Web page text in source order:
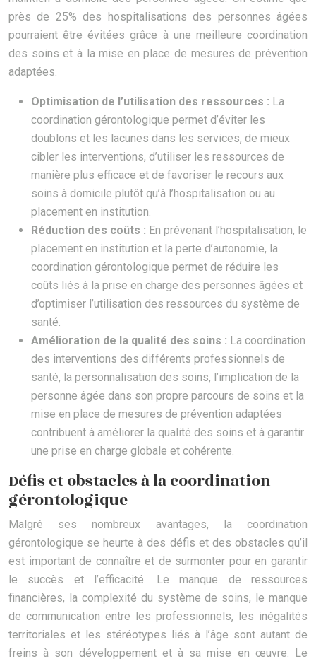
près de 25% des hospitalisations des personnes âgées
pourraient être évitées grâce à une meilleure coordination
des soins et à la mise en place de mesures de prévention
adaptées.
Optimisation de l’utilisation des ressources : La
coordination gérontologique permet d’éviter les
doublons et les lacunes dans les services, de mieux
cibler les interventions, d’utiliser les ressources de
manière plus efficace et de favoriser le recours aux
soins à domicile plutôt qu’à l’hospitalisation ou au
placement en institution.
Réduction des coûts : En prévenant l’hospitalisation, le
placement en institution et la perte d’autonomie, la
coordination gérontologique permet de réduire les
coûts liés à la prise en charge des personnes âgées et
d’optimiser l’utilisation des ressources du système de
santé.
Amélioration de la qualité des soins : La coordination
des interventions des différents professionnels de
santé, la personnalisation des soins, l’implication de la
personne âgée dans son propre parcours de soins et la
mise en place de mesures de prévention adaptées
contribuent à améliorer la qualité des soins et à garantir
une prise en charge globale et cohérente.
Défis et obstacles à la coordination
gérontologique
Malgré ses nombreux avantages, la coordination
gérontologique se heurte à des défis et des obstacles qu’il
est important de connaître et de surmonter pour en garantir
le succès et l’efficacité. Le manque de ressources
financières, la complexité du système de soins, le manque
de communication entre les professionnels, les inégalités
territoriales et les stéréotypes liés à l’âge sont autant de
freins à son développement et à sa mise en œuvre. Le